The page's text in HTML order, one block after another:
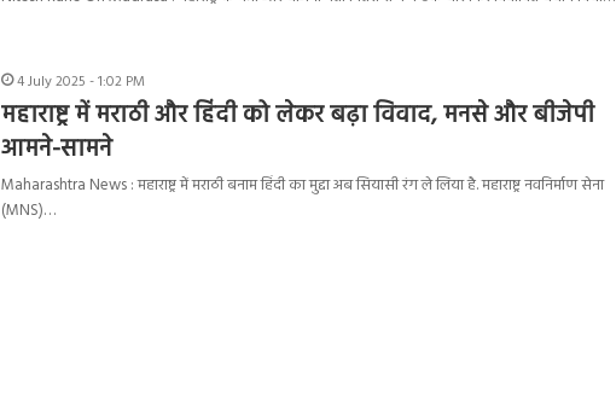
4 July 2025 - 1:02 PM
महाराष्ट्र में मराठी और हिंदी को लेकर बढ़ा विवाद, मनसे और बीजेपी
आमने-सामने
Maharashtra News : महाराष्ट्र में मराठी बनाम हिंदी का मुद्दा अब सियासी रंग ले लिया है. महाराष्ट्र नवनिर्माण सेना
(MNS)…